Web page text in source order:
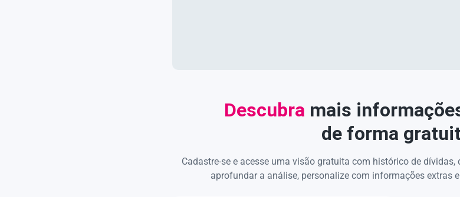
Descubra mais
de forma
Cadastre-se e acesse uma visão gratuita com histórico de
aprofundar a análise, personalize com informações extras